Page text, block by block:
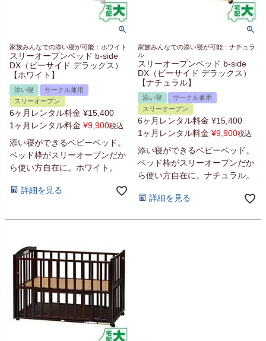
家族みんなでの添い寝が可能：ホワイト
スリーオープンベッド b-side
DX（ビーサイド デラックス）
【ホワイト】
添い寝
サークル兼用
スリーオープン
6ヶ月レンタル料金 ¥15,400
1ヶ月レンタル料金 ¥9,900税込
添い寝ができるベビーベッド。
ベッド枠がスリーオープンだか
ら使い方自在に。ホワイト。
詳細を見る
家族みんなでの添い寝が可能：ナチュラ
ル
スリーオープンベッド b-side
DX（ビーサイド デラックス）
【ナチュラル】
添い寝
サークル兼用
スリーオープン
6ヶ月レンタル料金 ¥15,400
1ヶ月レンタル料金 ¥9,900税込
添い寝ができるベビーベッド。
ベッド枠がスリーオープンだか
ら使い方自在に。ナチュラル。
詳細を見る